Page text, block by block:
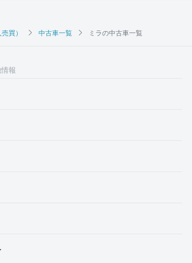
買） 中古車一覧 ミラの中古車一覧
報